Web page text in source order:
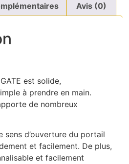
Avis (0)
est solide,
à prendre en main.
de nombreux
sens d’ouverture du portail
et facilement. De plus,
et facilement